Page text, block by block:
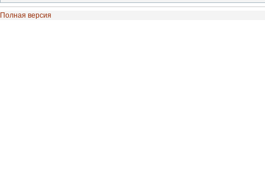
Полная версия